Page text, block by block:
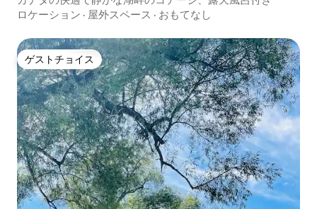
ロケーション · 屋外スペース · おもてなし
ゲストチョイス
ゲストチョイス